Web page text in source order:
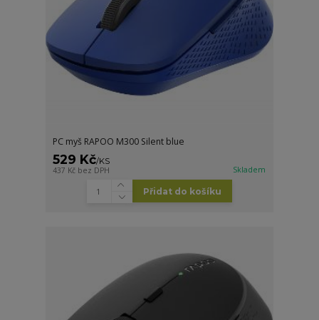
PC myš RAPOO M300 Silent blue
529 Kč/KS
437 Kč bez DPH Skladem
Přidat do košíku